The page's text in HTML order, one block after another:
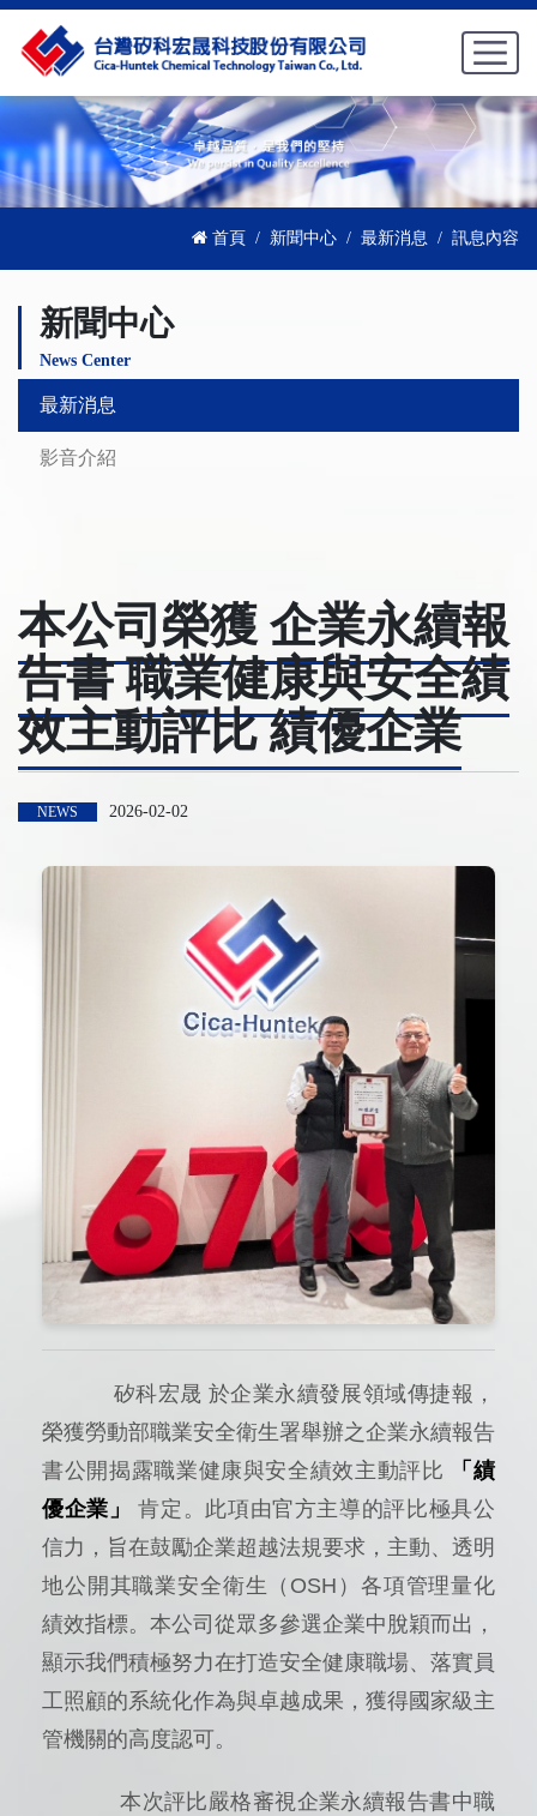
首頁 新聞中心 最新消息 訊息內容
新聞中心
News Center
最新消息
影音介紹
本公司榮獲 企業永續報
告書 職業健康與安全績
效主動評比 績優企業
NEWS 2026-02-02
矽科宏晟 於企業永續發展領域傳捷報，
榮獲勞動部職業安全衛生署舉辦之企業永續報告
書公開揭露職業健康與安全績效主動評比
「績
優企業」
肯定。此項由官方主導的評比極具公
信力，旨在鼓勵企業超越法規要求，主動、透明
地公開其職業安全衛生（OSH）各項管理量化
績效指標。本公司從眾多參選企業中脫穎而出，
顯示我們積極努力在打造安全健康職場、落實員
工照顧的系統化作為與卓越成果，獲得國家級主
管機關的高度認可。
本次評比嚴格審視企業永續報告書中職